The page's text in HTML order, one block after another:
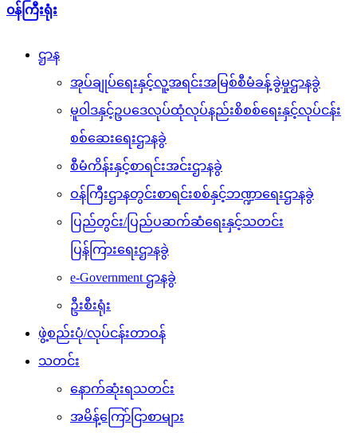
၀န်ကြီးရုံး
ဌာန
အုပ်ချုပ်ရေးနှင့်လူ့အရင်းအမြစ်စီမံခန့်ခွဲမှုဌာနခွဲ
မူ၀ါဒနှင့်ဥပဒေလုပ်ထုံလုပ်နည်းစိစစ်ရေးနှင့်လုပ်ငန်း
စစ်ဆေးရေးဌာနခွဲ
စီမံကိန်းနှင့်စာရင်းအင်းဌာနခွဲ
ဝန်ကြီးဌာနတွင်းစာရင်းစစ်နှင့်ဘဏ္ဍာရေးဌာနခွဲ
ပြည်တွင်း/ပြည်ပဆက်ဆံရေးနှင့်သတင်း
ပြန်ကြားရေးဌာနခွဲ
e-Government ဌာနခွဲ
ဦးစီးရုံး
ဖွဲ့စည်းပုံ/လုပ်ငန်းတာဝန်
သတင်း
နောက်ဆုံးရသတင်း
အမိန့်ကြော်ငြာစာများ